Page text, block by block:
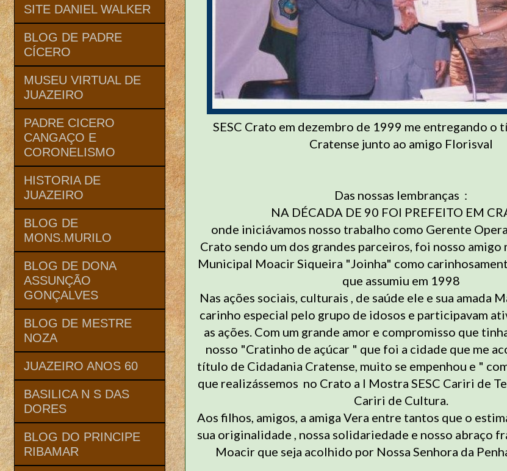
SESC Crato em dezembro de 1999 me entregando o
Cratense junto ao amigo Florisval
Das nossas lembranças :
NA DÉCADA DE 90 FOI PREFEITO EM
onde iniciávamos nosso trabalho como Gerente
Crato sendo um dos grandes parceiros, foi nosso
Municipal Moacir Siqueira "Joinha" como
que assumiu em 1998
Nas ações sociais, culturais , de saúde ele e sua amada
carinho especial pelo grupo de idosos e participavam
as ações. Com um grande amor e compromisso que
nosso "Cratinho de açúcar " que foi a cidade que me
título de Cidadania Cratense, muito se empenhou e "
que realizássemos no Crato a I Mostra SESC Cariri de
Cariri de Cultura.
Aos filhos, amigos, a amiga Vera entre tantos que o
sua originalidade , nossa solidariedade e nosso abraço
Moacir que seja acolhido por Nossa Senhora da
SITE DANIEL WALKER
BLOG DE PADRE
CÍCERO
MUSEU VIRTUAL DE
JUAZEIRO
PADRE CICERO
CANGAÇO E
CORONELISMO
HISTORIA DE
JUAZEIRO
BLOG DE
MONS.MURILO
BLOG DE DONA
ASSUNÇÃO
GONÇALVES
BLOG DE MESTRE
NOZA
JUAZEIRO ANOS 60
BASILICA N S DAS
DORES
BLOG DO PRINCIPE
RIBAMAR